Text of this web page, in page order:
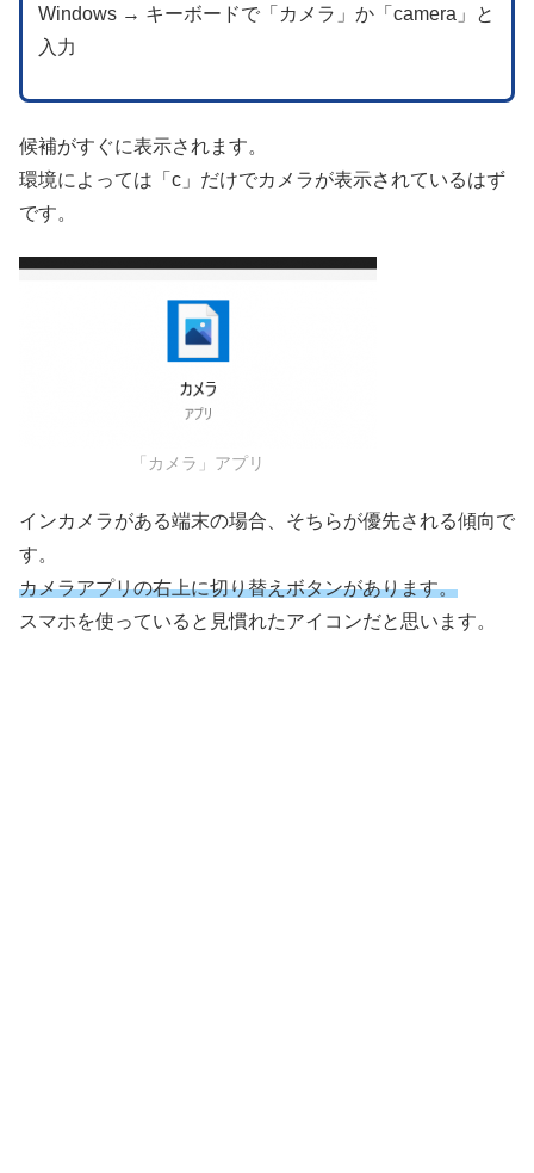
Windows → キーボードで「カメラ」か「camera」と
入力
候補がすぐに表示されます。
環境によっては「c」だけでカメラが表示されているはず
です。
「カメラ」アプリ
インカメラがある端末の場合、そちらが優先される傾向で
す。
カメラアプリの右上に切り替えボタンがあります。
スマホを使っていると見慣れたアイコンだと思います。